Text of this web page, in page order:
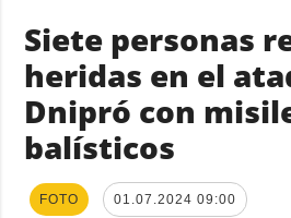
TODAS LAS
CATEGORÍAS
Guerra
Reconstrucción
de Ucrania
Siete personas
heridas en el
Dnipró con
balísticos
FOTO 01.07.2024 09:00